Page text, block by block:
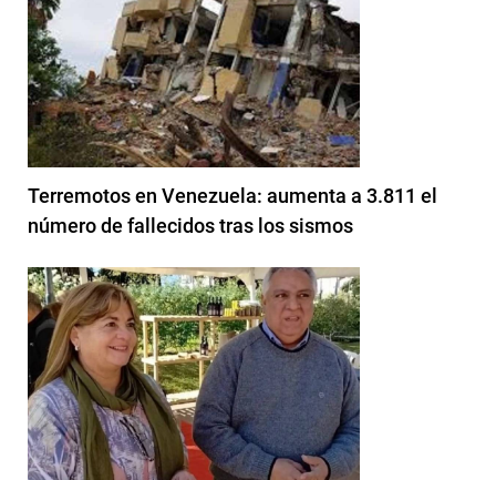
Terremotos en Venezuela: aumenta a 3.811 el
número de fallecidos tras los sismos